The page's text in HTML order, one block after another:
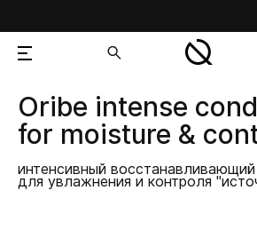
добавлен в корзину
Oribe intense
for moisture &
интенсивный
для увлажнения и контроля